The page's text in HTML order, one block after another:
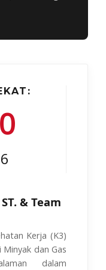
& Team
Kerja (K3)
dan Gas
dalam